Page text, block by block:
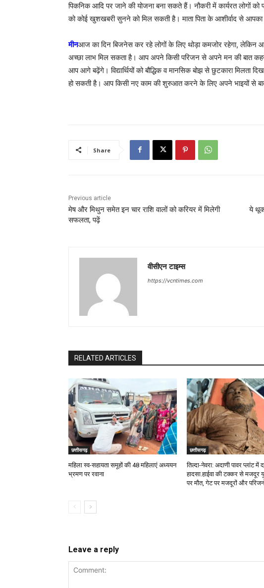
पिकनिक आदि पर जाने की योजना बना सकते हैं। नौकरी में कार्यरत लोगों
को कोई खुशखबरी सुनने को मिल सकती है। माता पिता के आशीर्वाद से आपका
मीनआज का दिन बिजनेस कर रहे लोगों के लिए थोड़ा कमजोर रहेगा, लेकिन
अच्छा लाभ मिल सकता है। आप अपने किसी परिजन से अपने मन की बात
आप आगे बढ़ेंगे। विद्यार्थियों को बौद्धिक व मानसिक बोझ से छुटकारा मिलता
हो सकती है। आप किसी नए काम की शुरुआत करने के लिए अपने भाइयों से
Share
Previous article
मेष और मिथुन समेत इन चार राशि वालों को करियर में मिलेगी
सफलता, पढ़ें
ये थूक
वीसीएन टाइम्स
https://vcntimes.com
RELATED ARTICLES
छत्तीसगढ़
महिला स्व-सहायता समूहों की 48 महिलाएं अध्ययन
भ्रमण पर रवाना
छत्तीसगढ़
तिल्दा-नेवरा: अदाणी पावर प्लांट में
हादसा.हाईवा की टक्कर से मजदूर
पर मौत, गेट पर मजदूरों और
Leave a reply